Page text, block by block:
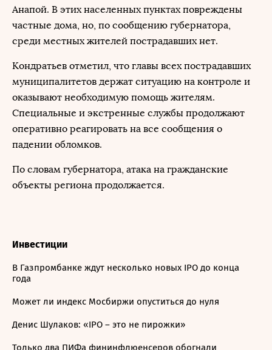
Анапой. В этих населенных пунктах повреждены
частные дома, но, по сообщению губернатора,
среди местных жителей пострадавших нет.
Кондратьев отметил, что главы всех пострадавших
муниципалитетов держат ситуацию на контроле и
оказывают необходимую помощь жителям.
Специальные и экстренные службы продолжают
оперативно реагировать на все сообщения о
падении обломков.
По словам губернатора, атака на гражданские
объекты региона продолжается.
Инвестиции
В Газпромбанке ждут несколько новых IPO до конца
года
Может ли индекс Мосбиржи опуститься до нуля
Денис Шулаков: «IPO – это не пирожки»
Только два ПИФа фининфлюенсеров обогнали